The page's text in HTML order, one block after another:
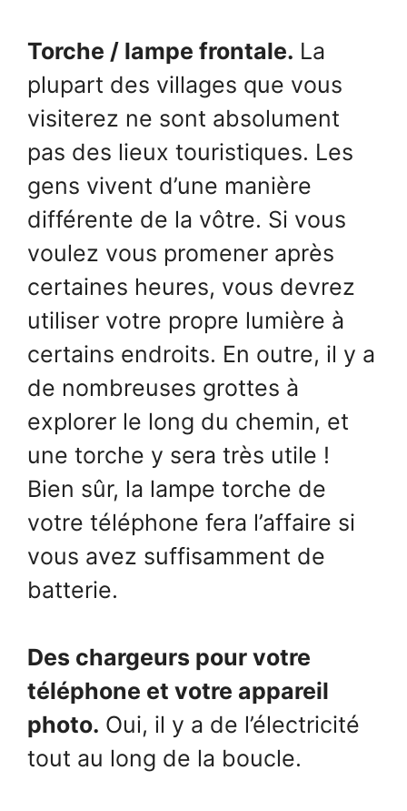
Torche / lampe frontale. La
plupart des villages que vous
visiterez ne sont absolument
pas des lieux touristiques. Les
gens vivent d’une manière
différente de la vôtre. Si vous
voulez vous promener après
certaines heures, vous devrez
utiliser votre propre lumière à
certains endroits. En outre, il y a
de nombreuses grottes à
explorer le long du chemin, et
une torche y sera très utile !
Bien sûr, la lampe torche de
votre téléphone fera l’affaire si
vous avez suffisamment de
batterie.
Des chargeurs pour votre
téléphone et votre appareil
photo. Oui, il y a de l’électricité
tout au long de la boucle.